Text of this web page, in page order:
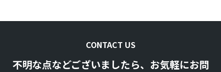
CONTACT US
不明な点などございましたら、お気軽にお問